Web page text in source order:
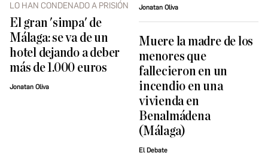
LO HAN CONDENADO A PRISIÓN
El gran 'simpa' de
Málaga: se va de un
hotel dejando a deber
más de 1.000 euros
Jonatan Oliva
Jonatan Oliva
Muere la madre de los
menores que
fallecieron en un
incendio en una
vivienda en
Benalmádena
(Málaga)
El Debate